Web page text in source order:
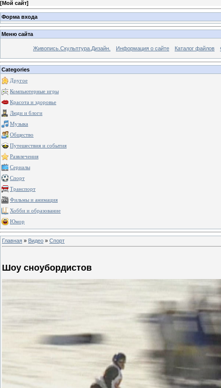
[Мой сайт]
Форма входа
Меню сайта
Живопись.Скульптура.Дизайн. Информация о сайте Каталог файлов
Categories
Другое
Компьютерные игры
Красота и здоровье
Люди и блоги
Музыка
Общество
Путешествия и события
Развлечения
Сериалы
Спорт
Транспорт
Фильмы и анимация
Хобби и образование
Юмор
Главная » Видео » Спорт
Шоу сноубордистов